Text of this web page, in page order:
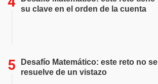
su clave en el orden de la cuenta
Desafío Matemático: este reto no se
resuelve de un vistazo